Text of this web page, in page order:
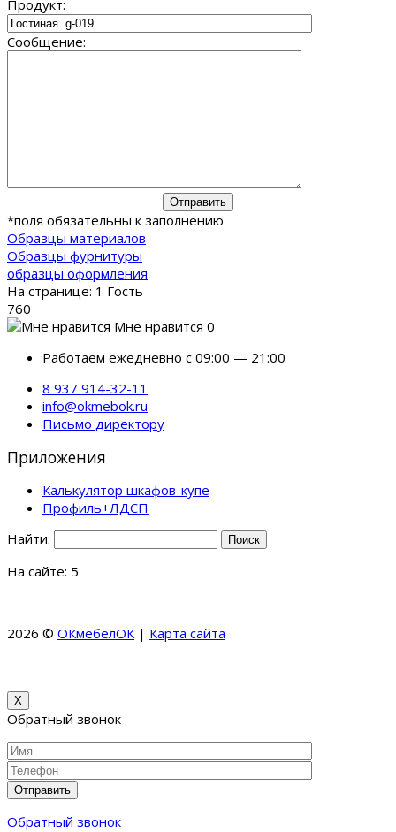
Продукт:
Сообщение:
*поля обязательны к заполнению
Образцы материалов
Образцы фурнитуры
образцы оформления
На странице: 1 Гость
760
Мне нравится 0
Работаем ежедневно с 09:00 — 21:00
8 937 914-32-11
info@okmebok.ru
Письмо директору
Приложения
Калькулятор шкафов-купе
Профиль+ЛДСП
Найти:
На сайте: 5
2026 © ОКмебелОК| Карта сайта
X
Обратный звонок
Обратный звонок